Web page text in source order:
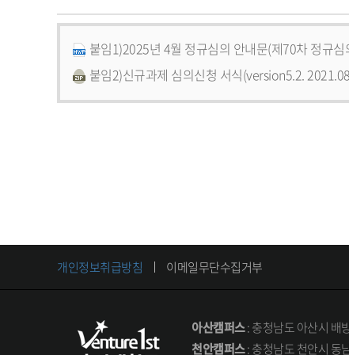
붙임1)2025년 4월 정규심의 안내문(제70차 정규
붙임2)신규과제 심의신청 서식(version5.2.
개인정보취급방침 이메일무단수집거부
아산캠퍼스: 충청남도 아산시 배
천안캠퍼스: 충청남도 천안시 동